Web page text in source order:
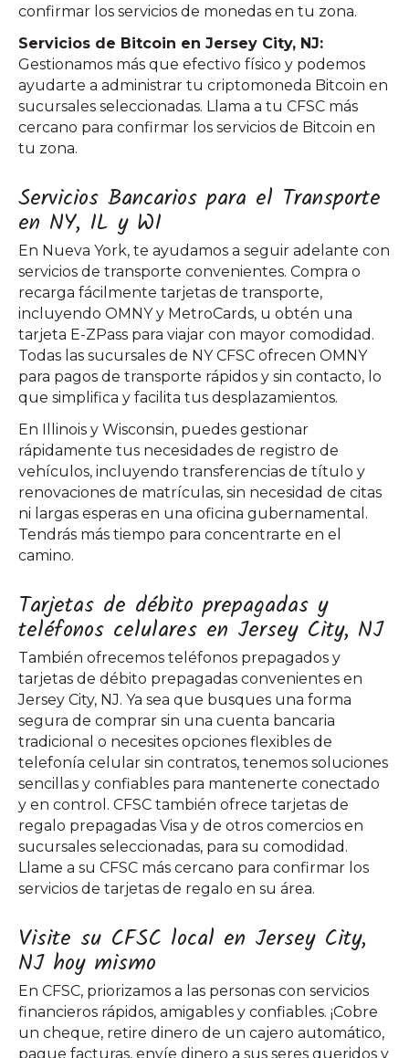
confirmar los servicios de monedas en tu zona.
Servicios de Bitcoin en Jersey City, NJ:
Gestionamos más que efectivo físico y podemos
ayudarte a administrar tu criptomoneda Bitcoin en
sucursales seleccionadas. Llama a tu CFSC más
cercano para confirmar los servicios de Bitcoin en
tu zona.
Servicios Bancarios para el Transporte
en NY, IL y WI
En Nueva York, te ayudamos a seguir adelante con
servicios de transporte convenientes. Compra o
recarga fácilmente tarjetas de transporte,
incluyendo OMNY y MetroCards, u obtén una
tarjeta E-ZPass para viajar con mayor comodidad.
Todas las sucursales de NY CFSC ofrecen OMNY
para pagos de transporte rápidos y sin contacto, lo
que simplifica y facilita tus desplazamientos.
En Illinois y Wisconsin, puedes gestionar
rápidamente tus necesidades de registro de
vehículos, incluyendo transferencias de título y
renovaciones de matrículas, sin necesidad de citas
ni largas esperas en una oficina gubernamental.
Tendrás más tiempo para concentrarte en el
camino.
Tarjetas de débito prepagadas y
teléfonos celulares en Jersey City, NJ
También ofrecemos teléfonos prepagados y
tarjetas de débito prepagadas convenientes en
Jersey City, NJ. Ya sea que busques una forma
segura de comprar sin una cuenta bancaria
tradicional o necesites opciones flexibles de
telefonía celular sin contratos, tenemos soluciones
sencillas y confiables para mantenerte conectado
y en control. CFSC también ofrece tarjetas de
regalo prepagadas Visa y de otros comercios en
sucursales seleccionadas, para su comodidad.
Llame a su CFSC más cercano para confirmar los
servicios de tarjetas de regalo en su área.
Visite su CFSC local en Jersey City,
NJ hoy mismo
En CFSC, priorizamos a las personas con servicios
financieros rápidos, amigables y confiables. ¡Cobre
un cheque, retire dinero de un cajero automático,
pague facturas, envíe dinero a sus seres queridos y